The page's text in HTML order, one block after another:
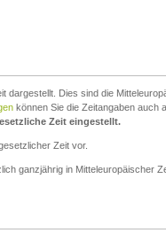
Dies sind die
können Sie die Zeitangaben auch
Zeit eingestellt.
Zeit vor.
ganzjährig in Mitteleuropäischer